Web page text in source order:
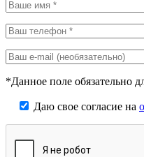
*Данное поле обязательно
Даю свое согласие на